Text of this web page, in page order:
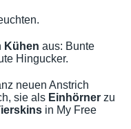
Kühen aus: Bunte
Hingucker.
neuen Anstrich
sie als Einhörner zu
in My Free